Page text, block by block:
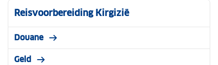
Reisvoorbereiding Kirgizië
Douane
Geld